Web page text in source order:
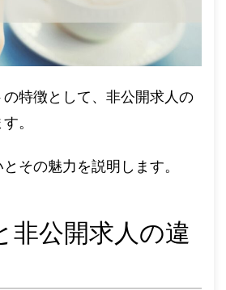
特徴として、非公開求人の
。
その魅力を説明します。
非公開求人の違